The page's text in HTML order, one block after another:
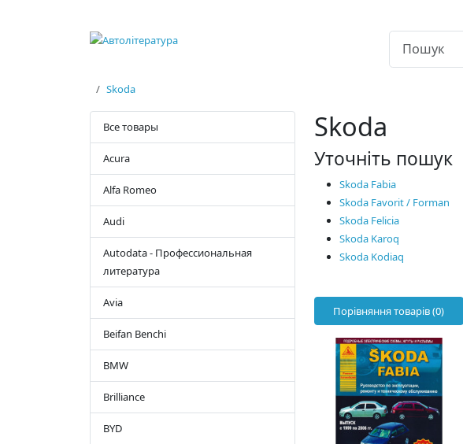
Skoda
Все товары
Acura
Alfa Romeo
Audi
Autodata - Профессиональная
литература
Avia
Beifan Benchi
BMW
Brilliance
BYD
Skoda
Уточніть пошук
Skoda Fabia
Skoda Favorit / Forman
Skoda Felicia
Skoda Karoq
Skoda Kodiaq
Порівняння товарів (0)